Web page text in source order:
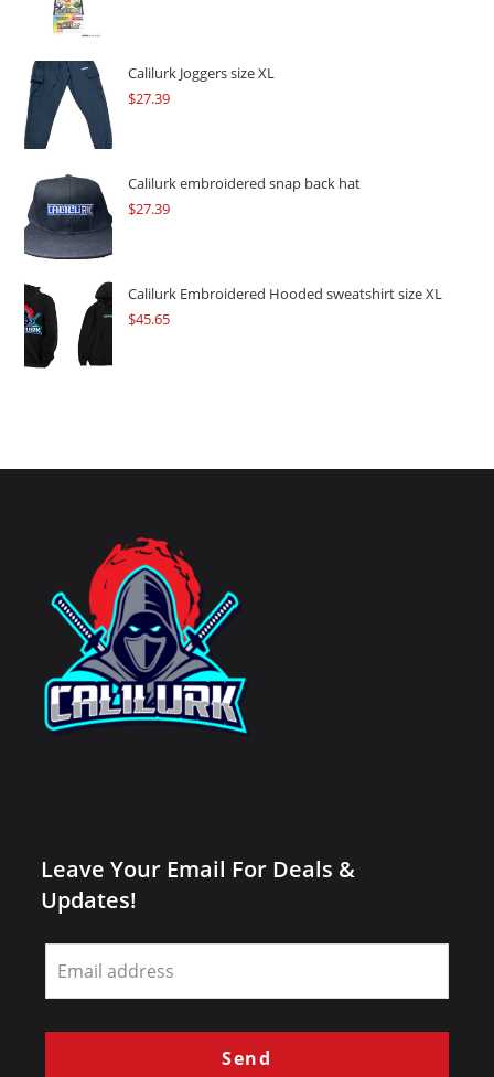
$109.57.$82.17.
Calilurk Joggers size XL
$27.39
Calilurk embroidered snap back hat
$27.39
Calilurk Embroidered Hooded sweatshirt size XL
$45.65
Leave Your Email For Deals &
Updates!
Leave
this
field
blank
Send